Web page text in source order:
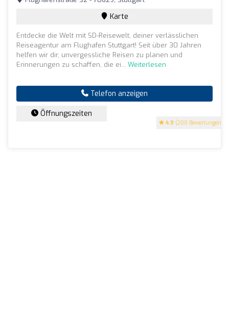
4.9 (200 Bewertungen)
Karte
Entdecke die Welt mit SD-Reisewelt, deiner verlässlichen
Reiseagentur am Flughafen Stuttgart! Seit über 30 Jahren
helfen wir dir, unvergessliche Reisen zu planen und
Erinnerungen zu schaffen, die ei... Weiterlesen
Telefon anzeigen
Öffnungszeiten